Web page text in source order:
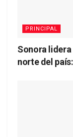
PRINCIPAL
Sonora
norte del